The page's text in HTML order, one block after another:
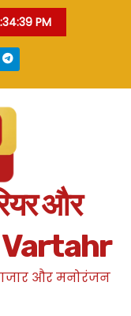
PM
और
Vartahr
और मनोरंजन